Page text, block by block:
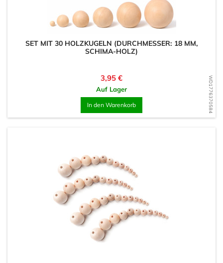
WD1776370584
SET MIT 30 HOLZKUGELN (DURCHMESSER: 18 MM,
SCHIMA-HOLZ)
Preis
3,95 €
Auf Lager
In den Warenkorb